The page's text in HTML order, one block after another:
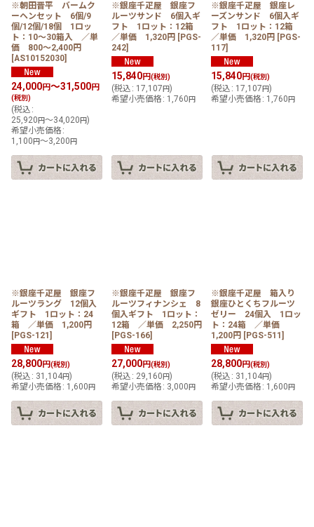
並び順:
絞り込む
※朝田晋平 バームク
ーヘンセット 6個/9
個/12個/18個 1ロッ
ト：10〜30箱入 ／単
価 800〜2,400円
[AS10152030]
24,000円～31,500円
(税別)
(税込 :
25,920 円～34,020 円)
希望小売価格 :
1,100 円～3,200 円
※銀座千疋屋 銀座フ
ルーツサンド 6個入ギ
フト 1ロット：12箱
／単価 1,320円 [PGS-
242]
15,840円(税別)
(税込 : 17,107 円)
希望小売価格 : 1,760 円
※銀座千疋屋 銀座レ
ーズンサンド 6個入ギ
フト 1ロット：12箱
／単価 1,320円 [PGS-
117]
15,840円(税別)
(税込 : 17,107円)
希望小売価格 : 1,760円
※銀座千疋屋 銀座フ
ルーツラング 12個入
ギフト 1ロット：24
箱 ／単価 1,200円
[PGS-121 ]
28,800円(税別)
(税込 : 31,104円)
希望小売価格 : 1,600 円
※銀座千疋屋 銀座フ
ルーツフィナンシェ 8
個入ギフト 1ロット：
12箱 ／単価 2,250円
[PGS-166]
27,000円(税別)
(税込 : 29,160 円)
希望小売価格 : 3,000 円
※銀座千疋屋 箱入り
銀座ひとくちフルーツ
ゼリー 24個入 1ロッ
ト：24箱 ／単価
1,200円 [PGS-511]
28,800円(税別)
(税込 : 31,104円)
希望小売価格 : 1,600円